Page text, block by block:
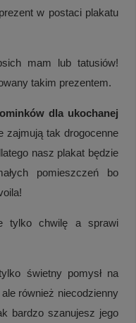
w postaci plakatu
mam lub tatusiów!
takim prezentem.
dla ukochanej
zajmują tak drogocenne
nasz plakat będzie
pomieszczeń bo
tylko chwilę a sprawi
świetny pomysł na
również niecodzienny
bardzo szanujesz jego